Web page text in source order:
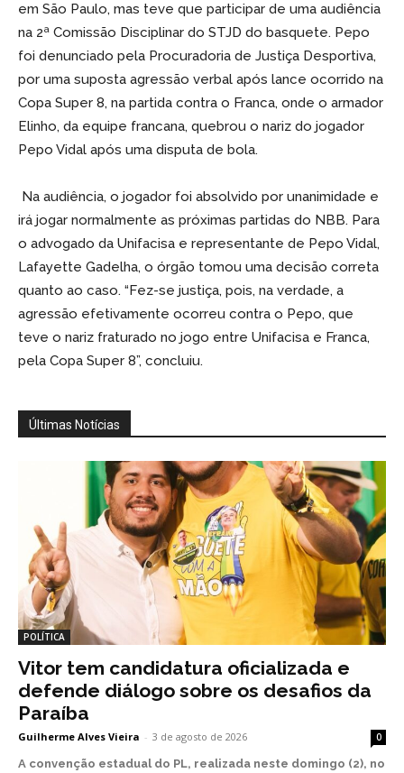
em São Paulo, mas teve que participar de uma audiência
na 2ª Comissão Disciplinar do STJD do basquete. Pepo
foi denunciado pela Procuradoria de Justiça Desportiva,
por uma suposta agressão verbal após lance ocorrido na
Copa Super 8, na partida contra o Franca, onde o armador
Elinho, da equipe francana, quebrou o nariz do jogador
Pepo Vidal após uma disputa de bola.
Na audiência, o jogador foi absolvido por unanimidade e
irá jogar normalmente as próximas partidas do NBB. Para
o advogado da Unifacisa e representante de Pepo Vidal,
Lafayette Gadelha, o órgão tomou uma decisão correta
quanto ao caso. “Fez-se justiça, pois, na verdade, a
agressão efetivamente ocorreu contra o Pepo, que
teve o nariz fraturado no jogo entre Unifacisa e Franca,
pela Copa Super 8”, concluiu.
Últimas Notícias
POLÍTICA
Vitor tem candidatura oficializada e
defende diálogo sobre os desafios da
Paraíba
Guilherme Alves Vieira - 3 de agosto de 2026 0
A convenção estadual do PL, realizada neste domingo (2), no